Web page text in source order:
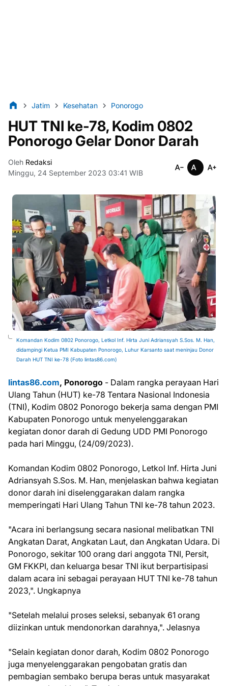
Jatim Kesehatan Ponorogo
HUT TNI ke-78, Kodim 0802
Ponorogo Gelar Donor Darah
Oleh Redaksi
Minggu, 24 September 2023 03:41 WIB
Komandan Kodim 0802 Ponorogo, Letkol Inf. Hirta Juni Adriansyah S.Sos. M. Han,
didampingi Ketua PMI Kabupaten Ponorogo, Luhur Karsanto saat meninjau Donor
Darah HUT TNI ke-78 (Foto lintas86.com)
lintas86.com, Ponorogo - Dalam rangka perayaan Hari
Ulang Tahun (HUT) ke-78 Tentara Nasional Indonesia
(TNI), Kodim 0802 Ponorogo bekerja sama dengan PMI
Kabupaten Ponorogo untuk menyelenggarakan
kegiatan donor darah di Gedung UDD PMI Ponorogo
pada hari Minggu, (24/09/2023).
Komandan Kodim 0802 Ponorogo, Letkol Inf. Hirta Juni
Adriansyah S.Sos. M. Han, menjelaskan bahwa kegiatan
donor darah ini diselenggarakan dalam rangka
memperingati Hari Ulang Tahun TNI ke-78 tahun 2023.
"Acara ini berlangsung secara nasional melibatkan TNI
Angkatan Darat, Angkatan Laut, dan Angkatan Udara. Di
Ponorogo, sekitar 100 orang dari anggota TNI, Persit,
GM FKKPI, dan keluarga besar TNI ikut berpartisipasi
dalam acara ini sebagai perayaan HUT TNI ke-78 tahun
2023,". Ungkapnya
"Setelah melalui proses seleksi, sebanyak 61 orang
diizinkan untuk mendonorkan darahnya,". Jelasnya
"Selain kegiatan donor darah, Kodim 0802 Ponorogo
juga menyelenggarakan pengobatan gratis dan
pembagian sembako berupa beras untuk masyarakat